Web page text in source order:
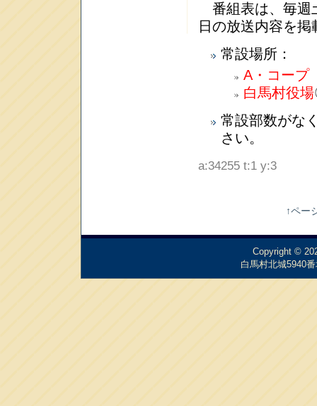
番組表は、毎週
日の放送内容を掲
常設場所：
A・コープ
白馬村役場
常設部数がな
さい。
a:34255 t:1 y:3
↑ペー
Copyright ©
白馬村北城5940